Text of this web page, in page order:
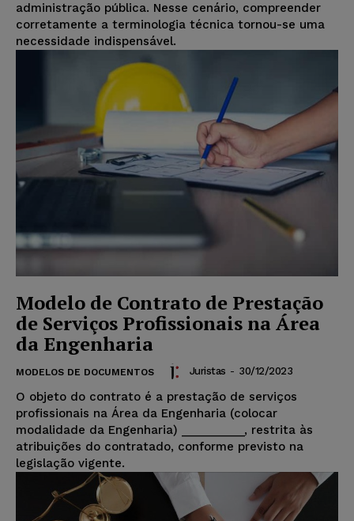
administração pública. Nesse cenário, compreender
corretamente a terminologia técnica tornou-se uma
necessidade indispensável.
Modelo de Contrato de Prestação
de Serviços Profissionais na Área
da Engenharia
MODELOS DE DOCUMENTOS Juristas - 30/12/2023
O objeto do contrato é a prestação de serviços
profissionais na Área da Engenharia (colocar
modalidade da Engenharia) __________, restrita às
atribuições do contratado, conforme previsto na
legislação vigente.